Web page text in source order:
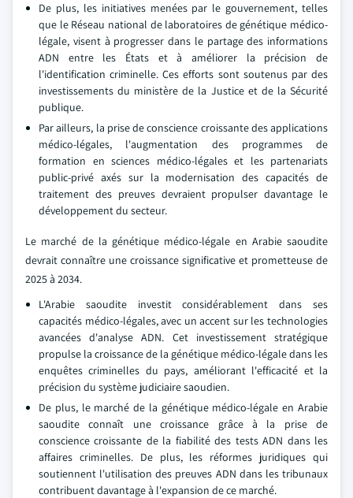
De plus, les initiatives menées par le gouvernement, telles
que le Réseau national de laboratoires de génétique médico-
légale, visent à progresser dans le partage des informations
ADN entre les États et à améliorer la précision de
l'identification criminelle. Ces efforts sont soutenus par des
investissements du ministère de la Justice et de la Sécurité
publique.
Par ailleurs, la prise de conscience croissante des applications
médico-légales, l'augmentation des programmes de
formation en sciences médico-légales et les partenariats
public-privé axés sur la modernisation des capacités de
traitement des preuves devraient propulser davantage le
développement du secteur.
Le marché de la génétique médico-légale en Arabie saoudite
devrait connaître une croissance significative et prometteuse de
2025 à 2034.
L'Arabie saoudite investit considérablement dans ses
capacités médico-légales, avec un accent sur les technologies
avancées d'analyse ADN. Cet investissement stratégique
propulse la croissance de la génétique médico-légale dans les
enquêtes criminelles du pays, améliorant l'efficacité et la
précision du système judiciaire saoudien.
De plus, le marché de la génétique médico-légale en Arabie
saoudite connaît une croissance grâce à la prise de
conscience croissante de la fiabilité des tests ADN dans les
affaires criminelles. De plus, les réformes juridiques qui
soutiennent l'utilisation des preuves ADN dans les tribunaux
contribuent davantage à l'expansion de ce marché.